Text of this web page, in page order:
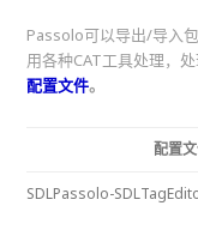
Passolo可以导出/导入
用各种CAT工具处理，
配置文件。
配置
SDLPassolo-